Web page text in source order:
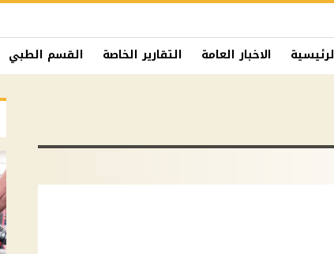
الاخبار العامة التقارير الخاصة القسم الطبي